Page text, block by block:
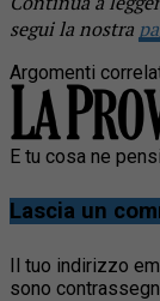
segui la nostra
Argomenti
E tu cosa ne
Lascia un
Il tuo indirizzo
sono